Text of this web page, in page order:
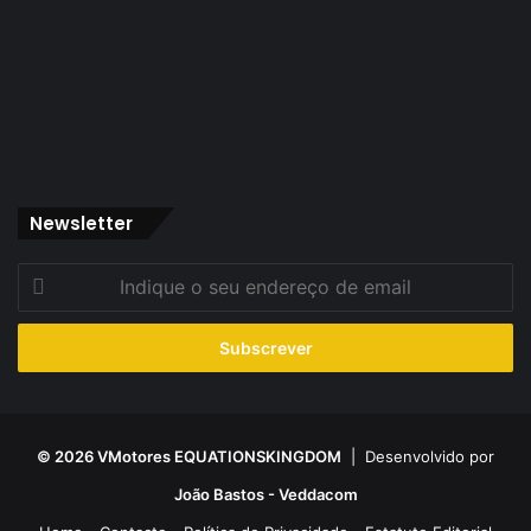
Newsletter
seu
de
© 2026 VMotores EQUATIONSKINGDOM | Desenvolvido por
João Bastos - Veddacom